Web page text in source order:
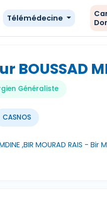
Télémédecine
BOUSSAD
Généraliste
CASNOS
,BIR MOURAD RAIS -